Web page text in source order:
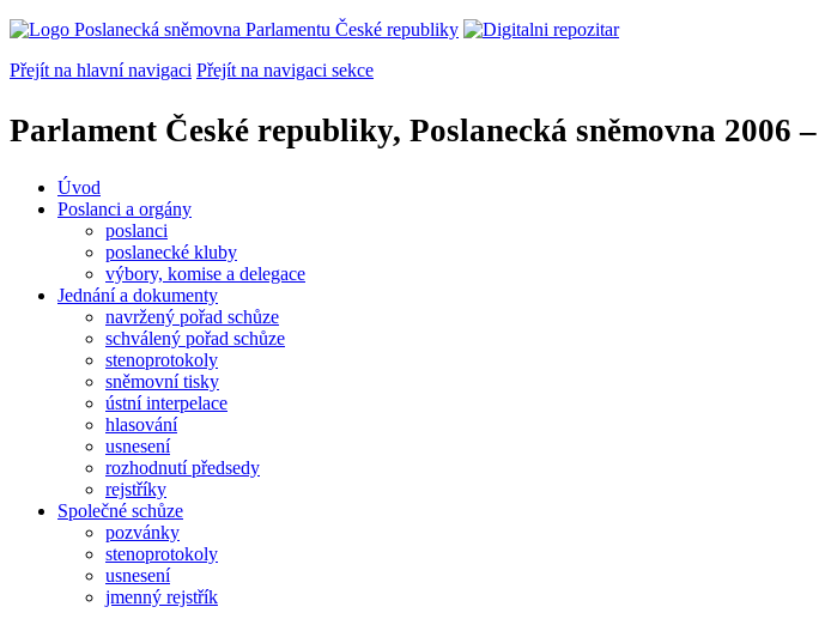
Přejít na hlavní navigaci Přejít na navigaci sekce
Parlament České republiky, Poslanecká sněmovna 2006 –
Úvod
Poslanci a orgány
poslanci
poslanecké kluby
výbory, komise a delegace
Jednání a dokumenty
navržený pořad schůze
schválený pořad schůze
stenoprotokoly
sněmovní tisky
ústní interpelace
hlasování
usnesení
rozhodnutí předsedy
rejstříky
Společné schůze
pozvánky
stenoprotokoly
usnesení
jmenný rejstřík